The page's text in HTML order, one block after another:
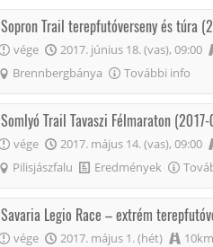
Sopron Trail terepfutóverseny és túra
vége 2017. június 18. (vas), 09:00
Brennbergbánya
További info
Somlyó Trail Tavaszi Félmaraton
vége 2017. május 14. (vas), 09:00
Pilisjászfalu
Eredmények
Savaria Legio Race – extrém
vége 2017. május 1. (hét)
10km